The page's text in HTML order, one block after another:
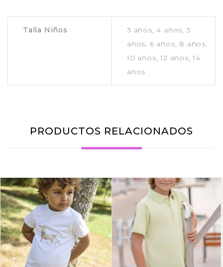
Talla Niños
3 años, 4 años, 5
años, 6 años, 8 años,
10 años, 12 años, 14
años
PRODUCTOS RELACIONADOS